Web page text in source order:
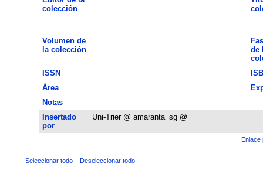
colección
Volumen de
la colección
de
ISSN
Área
Notas
Insertado
por
Uni-Trier @ amaranta_sg @
Enlace
Seleccionar todo Deseleccionar todo